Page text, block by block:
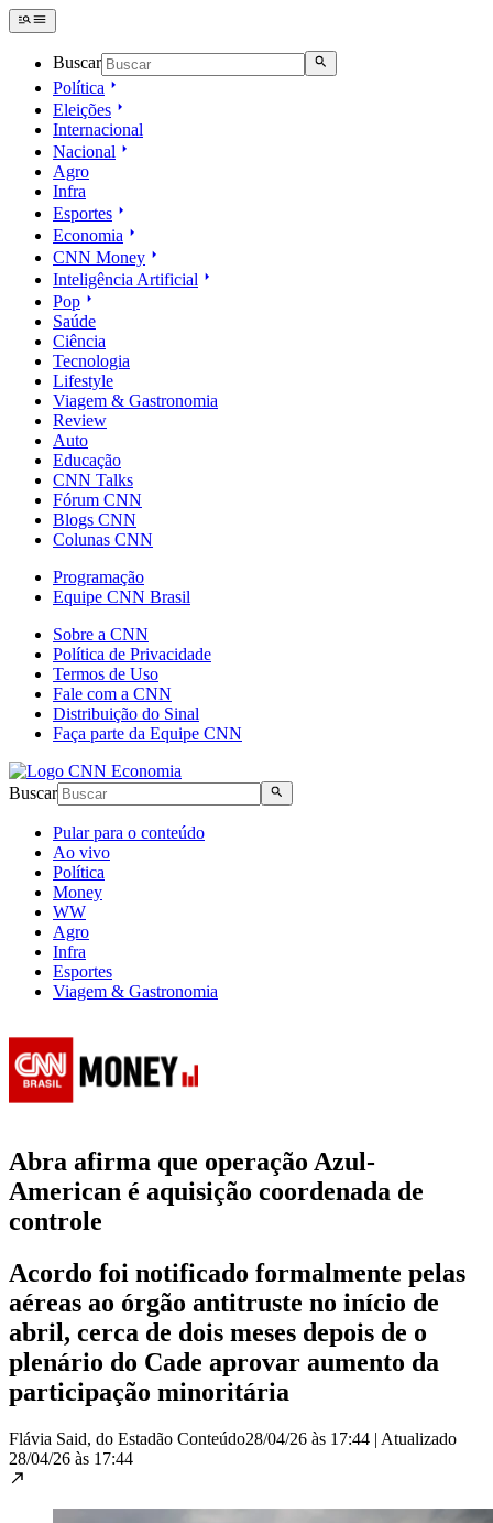
Buscar
Política
Eleições
Internacional
Nacional
Agro
Infra
Esportes
Economia
CNN Money
Inteligência Artificial
Pop
Saúde
Ciência
Tecnologia
Lifestyle
Viagem & Gastronomia
Review
Auto
Educação
CNN Talks
Fórum CNN
Blogs CNN
Colunas CNN
Programação
Equipe CNN Brasil
Sobre a CNN
Política de Privacidade
Termos de Uso
Fale com a CNN
Distribuição do Sinal
Faça parte da Equipe CNN
Buscar
Pular para o conteúdo
Ao vivo
Política
Money
WW
Agro
Infra
Esportes
Viagem & Gastronomia
Abra afirma que operação Azul-
American é aquisição coordenada de
controle
Acordo foi notificado formalmente pelas
aéreas ao órgão antitruste no início de
abril, cerca de dois meses depois de o
plenário do Cade aprovar aumento da
participação minoritária
Flávia Said, do Estadão Conteúdo28/04/26 às 17:44 | Atualizado
28/04/26 às 17:44